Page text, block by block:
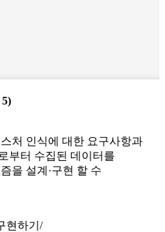
처 인식에 대한 요구사항과
부터 수집된 데이터를
을 설계·구현 할 수
현하기